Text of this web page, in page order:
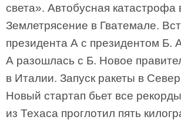
света». Автобусная катастрофа
Землетрясение в Гватемале.
президента А с президентом Б.
А разошлась с Б. Новое
в Италии. Запуск ракеты в
Новый стартап бьет все
из Техаса проглотил пять